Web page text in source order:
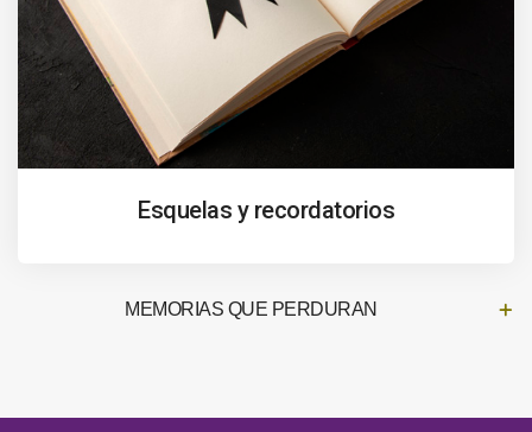
Esquelas y recordatorios
MEMORIAS QUE PERDURAN